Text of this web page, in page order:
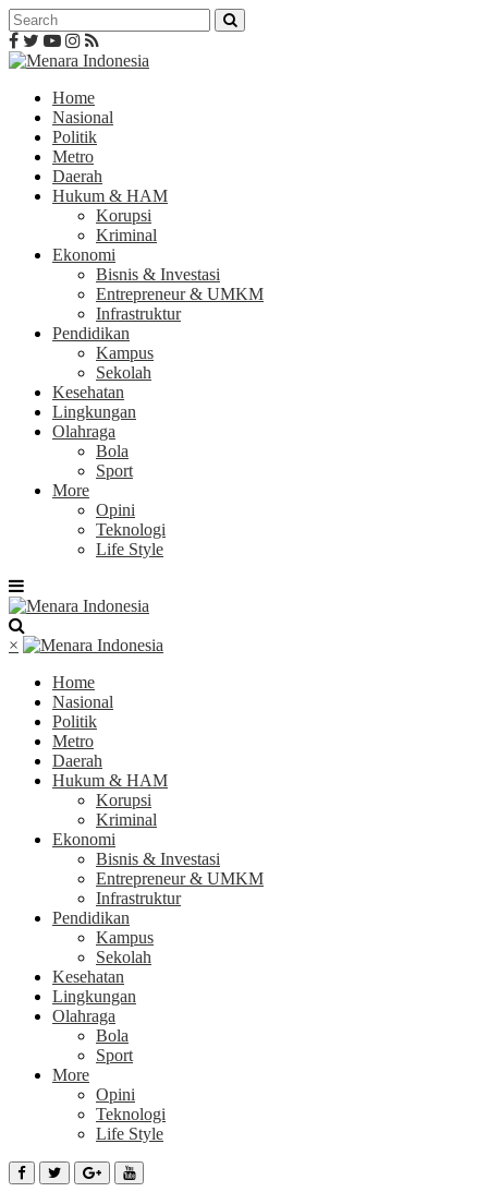
Home
Nasional
Politik
Metro
Daerah
Hukum & HAM
Korupsi
Kriminal
Ekonomi
Bisnis & Investasi
Entrepreneur & UMKM
Infrastruktur
Pendidikan
Kampus
Sekolah
Kesehatan
Lingkungan
Olahraga
Bola
Sport
More
Opini
Teknologi
Life Style
×
Home
Nasional
Politik
Metro
Daerah
Hukum & HAM
Korupsi
Kriminal
Ekonomi
Bisnis & Investasi
Entrepreneur & UMKM
Infrastruktur
Pendidikan
Kampus
Sekolah
Kesehatan
Lingkungan
Olahraga
Bola
Sport
More
Opini
Teknologi
Life Style